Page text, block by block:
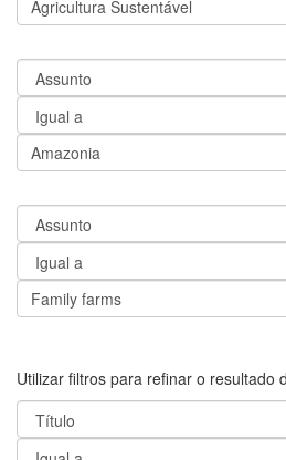
Utilizar filtros para refinar o resultado